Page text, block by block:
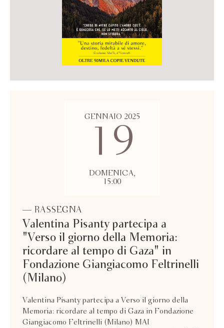
GENNAIO 2025
19
DOMENICA,
15:00
— RASSEGNA
Valentina Pisanty partecipa a
"Verso il giorno della Memoria:
ricordare al tempo di Gaza" in
Fondazione Giangiacomo Feltrinelli
(Milano)
Valentina Pisanty partecipa a Verso il giorno della
Memoria: ricordare al tempo di Gaza in Fondazione
Giangiacomo Feltrinelli (Milano) MAI